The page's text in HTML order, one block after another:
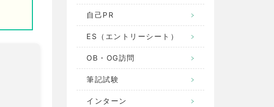
自己PR
ES（エントリーシート）
OB・OG訪問
筆記試験
インターン